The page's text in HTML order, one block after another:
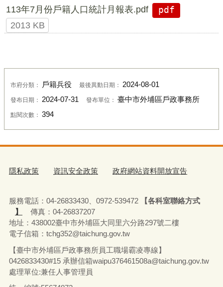
113年7月份戶籍人口統計月報表.pdf
pdf
2013 KB
市府分類： 戶籍兵役 最後異動日期： 2024-08-01
發布日期： 2024-07-31 發布單位： 臺中市外埔區戶政事務所
點閱次數： 394
隱私政策 資訊安全政策 政府網站資料開放宣告
服務電話：04-26833430、0972-539472
【各科室聯絡方式
】
傳真：04-26837207
地址：438002臺中市外埔區大同里六分路297號二樓
電子信箱：tchg352@taichung.gov.tw
【臺中市外埔區戶政事務所員工職場霸凌專線】
0426833430#15 承辦信箱waipu376461508a@taichung.gov.tw
處理單位:兼任人事管理員